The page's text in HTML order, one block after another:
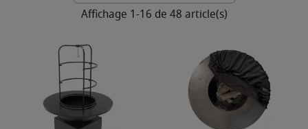
Affichage 1-16 de 48 article(s)